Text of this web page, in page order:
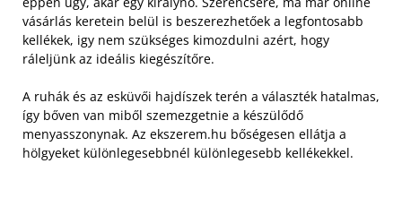
vásárlás keretein belül is beszerezhetőek a legfontosabb
kellékek, igy nem szükséges kimozdulni azért, hogy
ráleljünk az ideális kiegészítőre.
A ruhák és az esküvői hajdíszek terén a választék hatalmas,
így bőven van miből szemezgetnie a készülődő
menyasszonynak. Az ekszerem.hu bőségesen ellátja a
hölgyeket különlegesebbnél különlegesebb kellékekkel.